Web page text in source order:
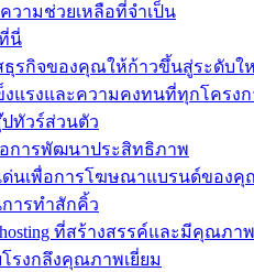
วามช่วยเหลือที่จำเป็น
นี่
ธุรกิจของคุณให้ก้าวขึ้นสู่ระดับใ
งแรงและความคงทนที่ทุกโครงก
ทัวร์ส่วนตัว
พื่อการพัฒนาประสิทธิภาพ
ด่นเพื่อการโฆษณาแบรนด์ของคุ
ารทำสักคิ้ว
hosting ที่สร้างสรรค์และมีคุณภา
รงกลึงคุณภาพเยี่ยม